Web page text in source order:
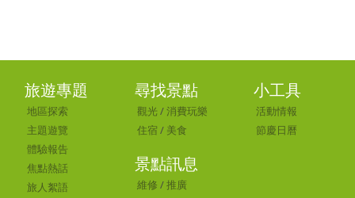
旅遊專題
地區探索
主題遊覽
體驗報告
焦點熱話
旅人絮語
尋找景點
觀光 /消費玩樂
住宿 / 美食
景點訊息
維修 /推廣
小工具
活動情報
節慶日曆